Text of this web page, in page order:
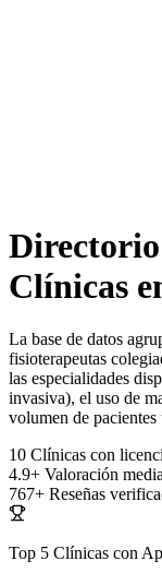
Clínicas
La base de datos
fisioterapeutas
las especialidades
invasiva), el uso de
volumen de pacientes
10 Clínicas con
4.9+ Valoración media
767+ Reseñas
Top 5 Clínicas con